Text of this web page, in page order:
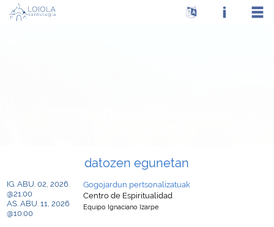
datozen egunetan
IG. ABU. 02, 2026
@21:00
AS. ABU. 11, 2026
@10:00
Gogojardun pertsonalizatuak
Centro de Espiritualidad
Equipo Ignaciano Izarpe